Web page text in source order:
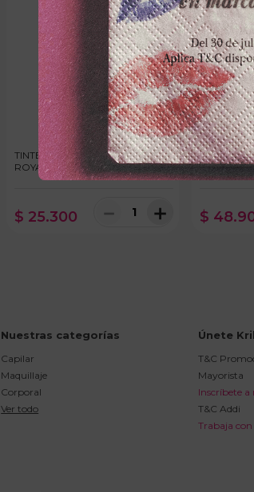
SCHWARZKOPF
TINTE SCHWARZKOPFx60ml
ROYAL 8.00 RUBIO CLARO
INTENSO
$ 25.300 ＋
－ $ 48.
Nuestras categorías
Capilar
Maquillaje
Corporal
Ver todo
Únete
T&C
Mayorista
Inscríbete a
T&C Addi
Trabaja